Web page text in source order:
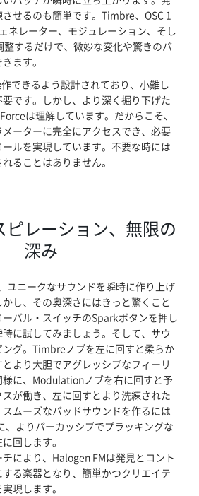
せるのも簡単です。Timbre、OSC 1
ネレーター、モジュレーション、そし
整するだけで、微妙な変化や驚きのバ
ます。
できるよう設計されており、小難し
です。しかし、より深く掘り下げた
は理解しています。だからこそ、
ーターに完全にアクセスでき、必要
ルを実現しています。不要な時には
ることはありません。
ピレーション、無限の
深み
ユニークなサウンドを瞬時に作り上げ
し、その奥深さにはきっと驚くこと
バル・スイッチのSparkボタンを押し
に試してみましょう。そして、サウ
ング。Timbreノブを左に回すと柔らか
より大胆でアグレッシブなフィーリ
様に、Modulationノブを右に回すと予
が働き、左に回すとより洗練された
ムーズなパッドサウンドを作るには
、よりパーカッシブでプラッキングな
回します。
により、Halogen FMは発見とコント
る楽器となり、簡単かつクリエイテ
現します。